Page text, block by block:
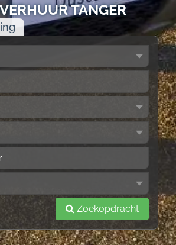
TANGER
Zoekopdracht